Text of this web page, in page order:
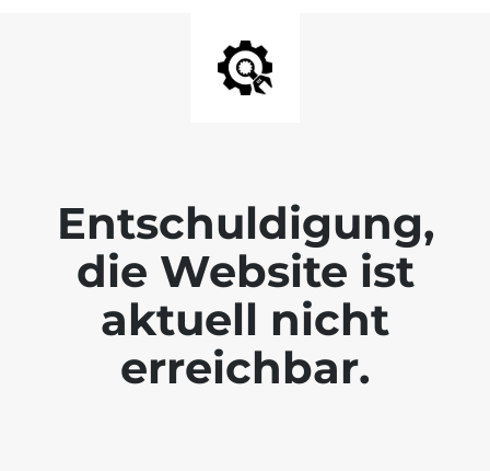
Entschuldigung,
die Website ist
aktuell nicht
erreichbar.